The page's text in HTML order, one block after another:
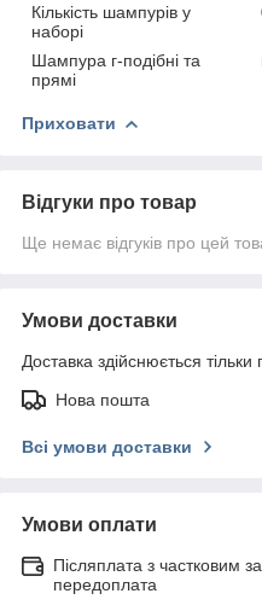
Кількість шампурів у
наборі
Шампура г-подібні та
прямі
Приховати
Відгуки про товар
Ще немає відгуків про цей
Умови доставки
Доставка здійснюється тільки
Нова пошта
Всі умови доставки
Умови оплати
Післяплата з частковим
передоплата